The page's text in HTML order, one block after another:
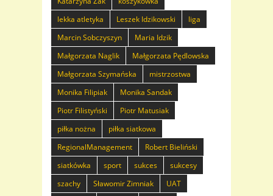
lekka atletyka
Leszek Idzikowski
liga
Marcin Sobczyszyn
Maria Idzik
Małgorzata Naglik
Małgorzata Pędlowska
Małgorzata Szymańska
mistrzostwa
Monika Filipiak
Monika Sandak
Piotr Filistyński
Piotr Matusiak
piłka nożna
piłka siatkowa
RegionalManagement
Robert Bieliński
siatkówka
sport sukces
sukcesy
szachy
Sławomir Zimniak
UAT